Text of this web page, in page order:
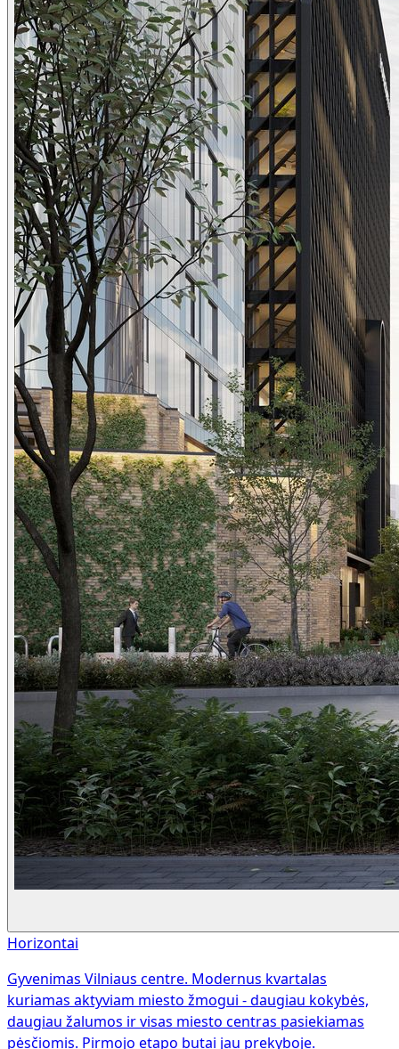
Horizontai
Gyvenimas Vilniaus centre. Modernus kvartalas
kuriamas aktyviam miesto žmogui - daugiau kokybės,
daugiau žalumos ir visas miesto centras pasiekiamas
pėsčiomis. Pirmojo etapo butai jau prekyboje.